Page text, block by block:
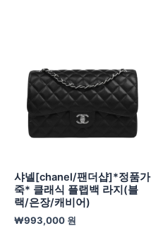
샤넬[chanel/팬더샵]*정품가
죽* 클래식 플랩백 라지(블
랙/은장/캐비어)
₩993,000 원